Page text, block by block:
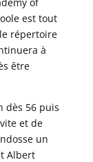
est tout
répertoire
à
être
dès 56 puis
et de
un
Albert